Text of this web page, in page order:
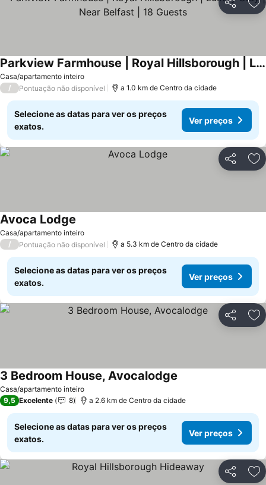
Partilhar
Casa/apartamento inteiro
Parkview Farmhouse | Royal Hillsborough | Luxury Stay | Near Belfast | 18 Guests
/ Pontuação não disponível a 1.0 km de Centro da cidade
Selecione as datas para ver os preços
exatos.
Ver preços
Partilhar
Casa/apartamento inteiro
Avoca Lodge
/ Pontuação não disponível a 5.3 km de Centro da cidade
Selecione as datas para ver os preços
exatos.
Ver preços
Partilhar
Casa/apartamento inteiro
3 Bedroom House, Avocalodge
9,5 Excelente 8 a 2.6 km de Centro da cidade
Selecione as datas para ver os preços
exatos.
Ver preços
Partilhar